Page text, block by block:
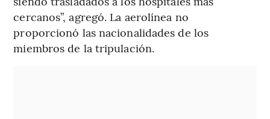
cercanos”, agregó. La aerolínea no
proporcionó las nacionalidades de los
miembros de la tripulación.